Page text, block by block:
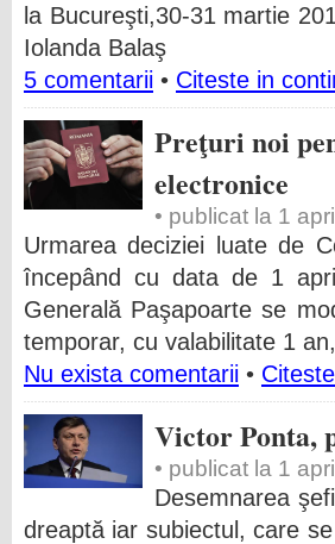
la Bucureşti,30-31 martie
Iolanda Balaş
5 comentarii • Citeste in
Preţuri noi
electronice
• publicat la 1
Urmarea deciziei luate de
începând cu data de 1
Generală Paşapoarte se
temporar, cu valabilitate 1
Nu exista comentarii •
Victor Ponta,
• publicat la 1
Desemnarea
dreaptă iar subiectul, care